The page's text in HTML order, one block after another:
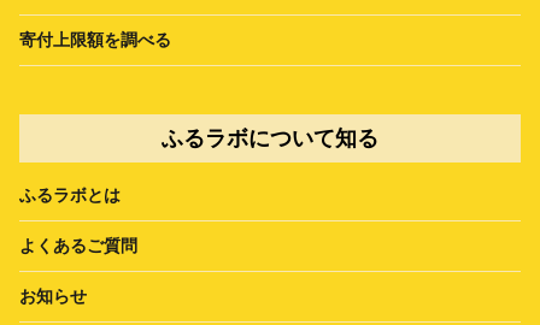
寄付上限額を調べる
ふるラボについて知る
ふるラボとは
よくあるご質問
お知らせ